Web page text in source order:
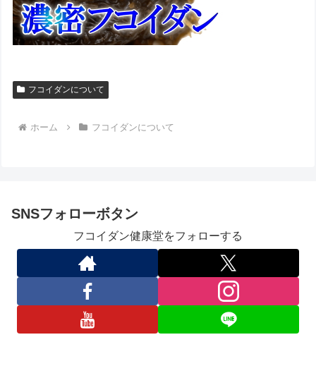
フコイダンについて
ホーム フコイダンについて
SNSフォローボタン
フコイダン健康堂をフォローする